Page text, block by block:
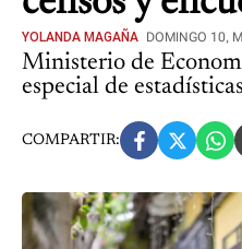
YOLANDA MAGAÑA DOMINGO 10,
Ministerio de
especial de
COMPARTIR: